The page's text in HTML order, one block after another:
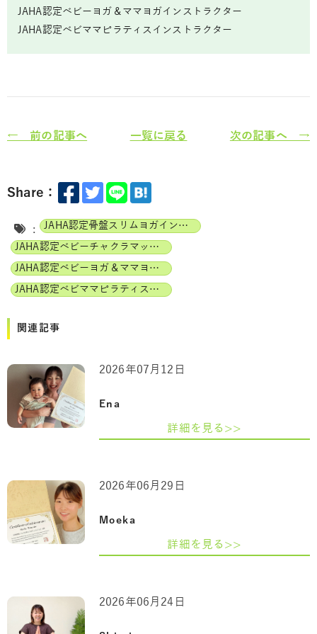
JAHA認定ベビーヨガ＆ママヨガインストラクター
JAHA認定ベビママピラティスインストラクター
← 前の記事へ 一覧に戻る 次の記事へ →
Share：
:
JAHA認定骨盤スリムヨガインストラクター
JAHA認定ベビーチャクラマッサージインストラクター
JAHA認定ベビーヨガ＆ママヨガインストラクター
JAHA認定ベビママピラティスインストラクター
関連記事
Ena
2026年07月12日
詳細を見る>>
Moeka
2026年06月29日
詳細を見る>>
2026年06月24日